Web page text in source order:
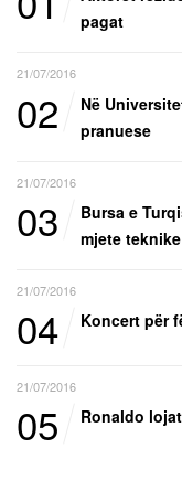
pagat
21/07/2016
02
Në
pranuese
21/07/2016
03
Bursa e
mjete teknike
21/07/2016
04 Koncert për
21/07/2016
05 Ronaldo